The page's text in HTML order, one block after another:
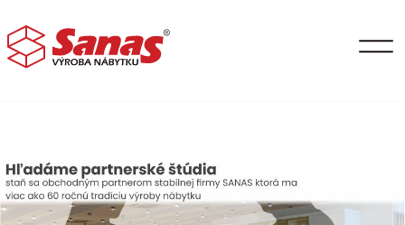
Hľadáme partnerské
štúdiá